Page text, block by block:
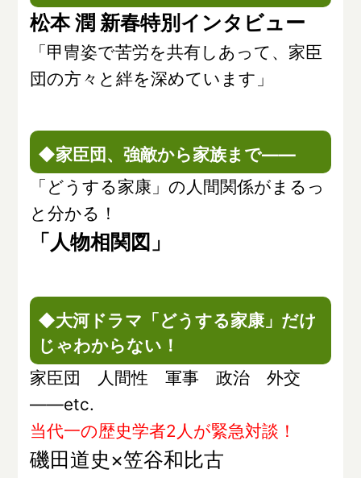
松本 潤 新春特別インタビュー
「甲冑姿で苦労を共有しあって、家臣
団の方々と絆を深めています」
◆家臣団、強敵から家族まで――
「どうする家康」の人間関係がまるっ
と分かる！
「人物相関図」
◆大河ドラマ「どうする家康」だけ
じゃわからない！
家臣団 人間性 軍事 政治 外交
――etc.
当代一の歴史学者2人が緊急対談！
磯田道史×笠谷和比古